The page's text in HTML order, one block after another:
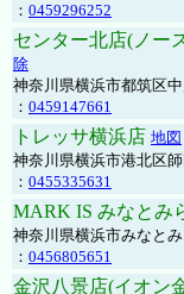
： 0459296252
センター北店(ノー
除
神奈川県横浜市都筑区
： 0459147661
トレッサ横浜店 地図
神奈川県横浜市港北区
： 0455335631
MARK IS みなとみ
神奈川県横浜市みなと
： 0456805651
金沢八景店(イオン